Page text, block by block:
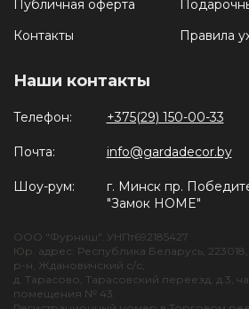
Публичная оферта
Контакты
Правила
Наши контакты
Телефон: +375(29) 150-00-33
Почта: info@gardadecor.by
Шоу-рум:
г. Минск пр.
"Замок HOME"
ООО "Фурниш". УНПт692185427
Юр. адрес: Республика Беларусь,
р-н, Ждановичский с/с,
д. Тарасово, Тарасовский переезд, д.3,
помещения № 43.